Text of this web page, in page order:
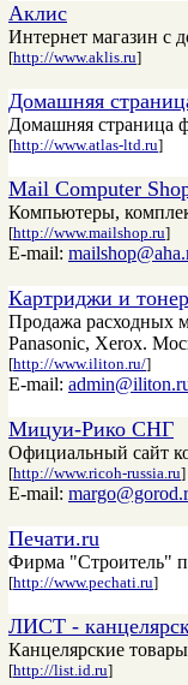
Аклис
Интернет магазин с
[http://www.aklis.ru]
Домашняя
Домашняя страница
[http://www.atlas-ltd.ru]
Mail Computer
Компьютеры,
[http://www.mailshop.ru]
E-mail:
Картриджи и
Продажа расходных
Panasonic, Xerox.
[http://www.iliton.ru/]
E-mail:
Мицуи-Рико СНГ
Официальный сайт
[http://www.ricoh-russia.ru]
E-mail:
Печати.ru
Фирма "Строитель"
[http://www.pechati.ru]
ЛИСТ -
Канцелярские
[http://list.id.ru]